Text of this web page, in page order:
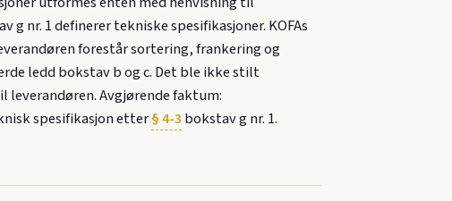
g nr. 1 definerer tekniske spesifikasjoner. KOFAs
forestår sortering, frankering og
ledd bokstav b og c. Det ble ikke stilt
Avgjørende faktum:
spesifikasjon etter§ 4-3 bokstav g nr. 1.